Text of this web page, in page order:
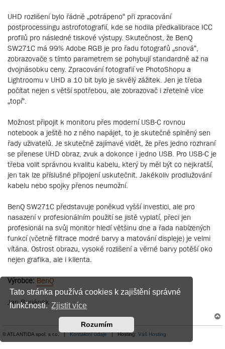
Tato stránka používá cookies k zajištění správné
funkčnosti. Zjistit více
Rozumím
UHD rozlišení bylo řádně „potrápeno“ při zpracování
postprocessingu astrofotografií, kde se hodila předkalibrace ICC
profilů pro následné tiskové výstupy. Skutečnost, že BenQ
SW271C má 99% Adobe RGB je pro řadu fotografů „snová“,
zobrazovače s tímto parametrem se pohybují standardně až na
dvojnásobku ceny. Zpracování fotografií ve PhotoShopu a
Lightroomu v UHD a 10 bit bylo je skvělý zážitek. Jen je třeba
počítat nejen s větší spotřebou, ale zobrazovač i zřetelně více
„topí“.
Možnost připojit k monitoru přes moderní USB-C rovnou
notebook a ještě ho z něho napájet, to je skutečně splněný sen
řady uživatelů. Je skutečně zajímavé vidět, že přes jedno rozhraní
se přenese UHD obraz, zvuk a dokonce i jedno USB. Pro USB-C je
třeba volit správnou kvalitu kabelu, který by měl být co nejkratší,
jen tak lze příslušné připojení uskutečnit. Jakékoliv prodlužování
kabelu nebo spojky přenos neumožní.
BenQ SW271C představuje poněkud vyšší investici, ale pro
nasazení v profesionálním použití se jistě vyplatí, přeci jen
profesionál na svůj monitor hledí většinu dne a řada nabízených
funkcí (včetně filtrace modré barvy a matování displeje) je velmi
vítána. Ostrost obrazu, vysoké rozlišení a věrné barvy potěší oko
nejen grafika, ale i klienta.
Výrobce: BenQ
Jan Buriánek
© ATLANTIDA spol. s r.o. |Kontaktní údaje| Hosting: Váš Hosting